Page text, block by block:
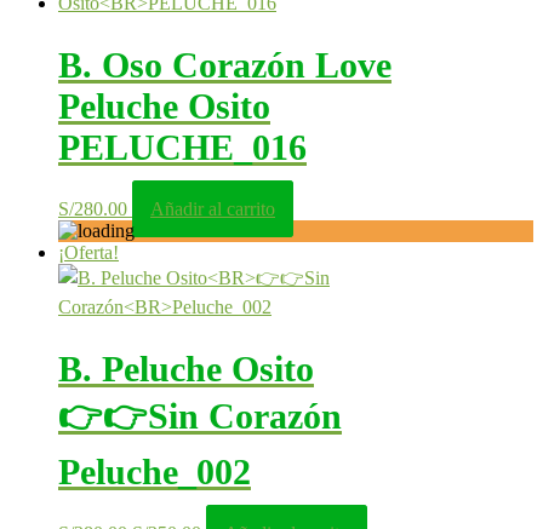
B. Oso Corazón Love
Peluche Osito
PELUCHE_016
S/280.00 Añadir al carrito
¡Oferta!
B. Peluche Osito
👉👉Sin Corazón
Peluche_002